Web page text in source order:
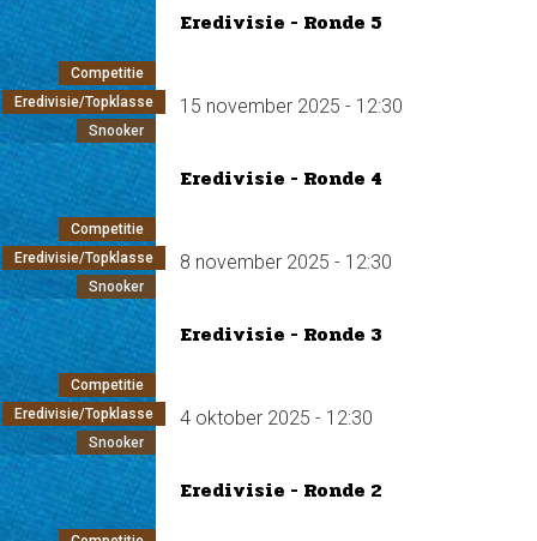
Competitie
Eredivisie/Topklasse
Snooker
Eredivisie - Ronde 5
15 november 2025 - 12:30
Competitie
Eredivisie/Topklasse
Snooker
Eredivisie - Ronde 4
8 november 2025 - 12:30
Competitie
Eredivisie/Topklasse
Snooker
Eredivisie - Ronde 3
4 oktober 2025 - 12:30
Eredivisie - Ronde 2